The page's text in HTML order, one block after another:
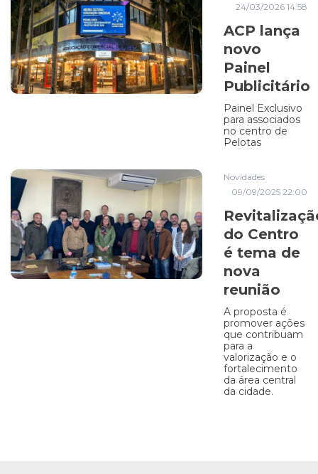
24/03/2026 14:58
ACP lança
novo
Painel
Publicitário
Painel Exclusivo
para associados
no centro de
Pelotas
Novidades
09/09/2025 22:00
do Centro
é tema de
nova
reunião
A proposta é
promover ações
que contribuam
para a
valorização e o
fortalecimento
da área central
da cidade.